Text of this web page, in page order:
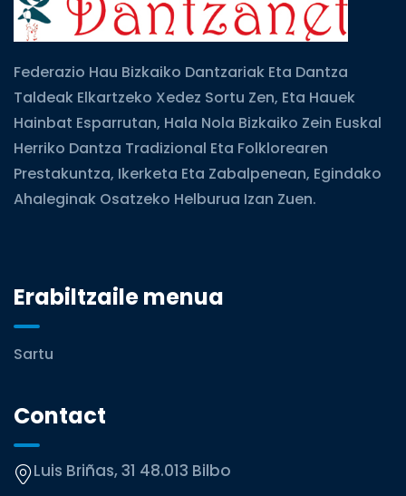
Federazio Hau Bizkaiko Dantzariak Eta Dantza
Taldeak Elkartzeko Xedez Sortu Zen, Eta Hauek
Hainbat Esparrutan, Hala Nola Bizkaiko Zein Euskal
Herriko Dantza Tradizional Eta Folklorearen
Prestakuntza, Ikerketa Eta Zabalpenean, Egindako
Ahaleginak Osatzeko Helburua Izan Zuen.
Erabiltzaile menua
Sartu
Contact
Luis Briñas, 31 48.013 Bilbo